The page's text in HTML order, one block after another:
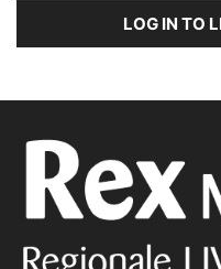
LOG IN TO